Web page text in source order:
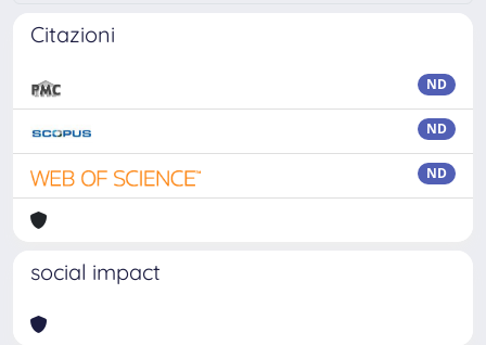
Citazioni
ND
ND
ND
social impact